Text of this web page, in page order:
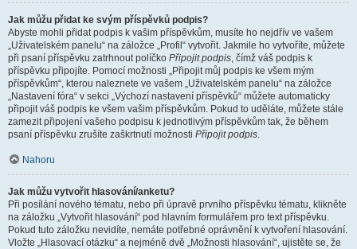
Jak můžu přidat ke svým příspěvků podpis?
Abyste mohli přidat podpis k vašim příspěvkům, musíte ho nejdřív ve vašem
„Uživatelském panelu“ na záložce „Profil“ vytvořit. Jakmile ho vytvoříte, můžete
při psaní příspěvku zatrhnout políčko Připojit podpis, čímž váš podpis k
příspěvku připojíte. Pomocí možnosti „Připojit můj podpis ke všem mým
příspěvkům“, kterou naleznete ve vašem „Uživatelském panelu“ na záložce
„Nastavení fóra“ v sekci „Výchozí nastavení příspěvků“ můžete automaticky
připojit váš podpis ke všem vašim příspěvkům. Pokud to uděláte, můžete stále
zamezit připojení vašeho podpisu k jednotlivým příspěvkům tak, že během
psaní příspěvku zrušíte zaškrtnutí možnosti Připojit podpis.
Nahoru
Jak můžu vytvořit hlasování/anketu?
Při posílání nového tématu, nebo při úpravě prvního příspěvku tématu, klikněte
na záložku „Vytvořit hlasování“ pod hlavním formulářem pro text příspěvku.
Pokud tuto záložku nevidíte, nemáte potřebné oprávnění k vytvoření hlasování.
Vložte „Hlasovací otázku“ a nejméně dvě „Možnosti hlasování“, ujistěte se, že